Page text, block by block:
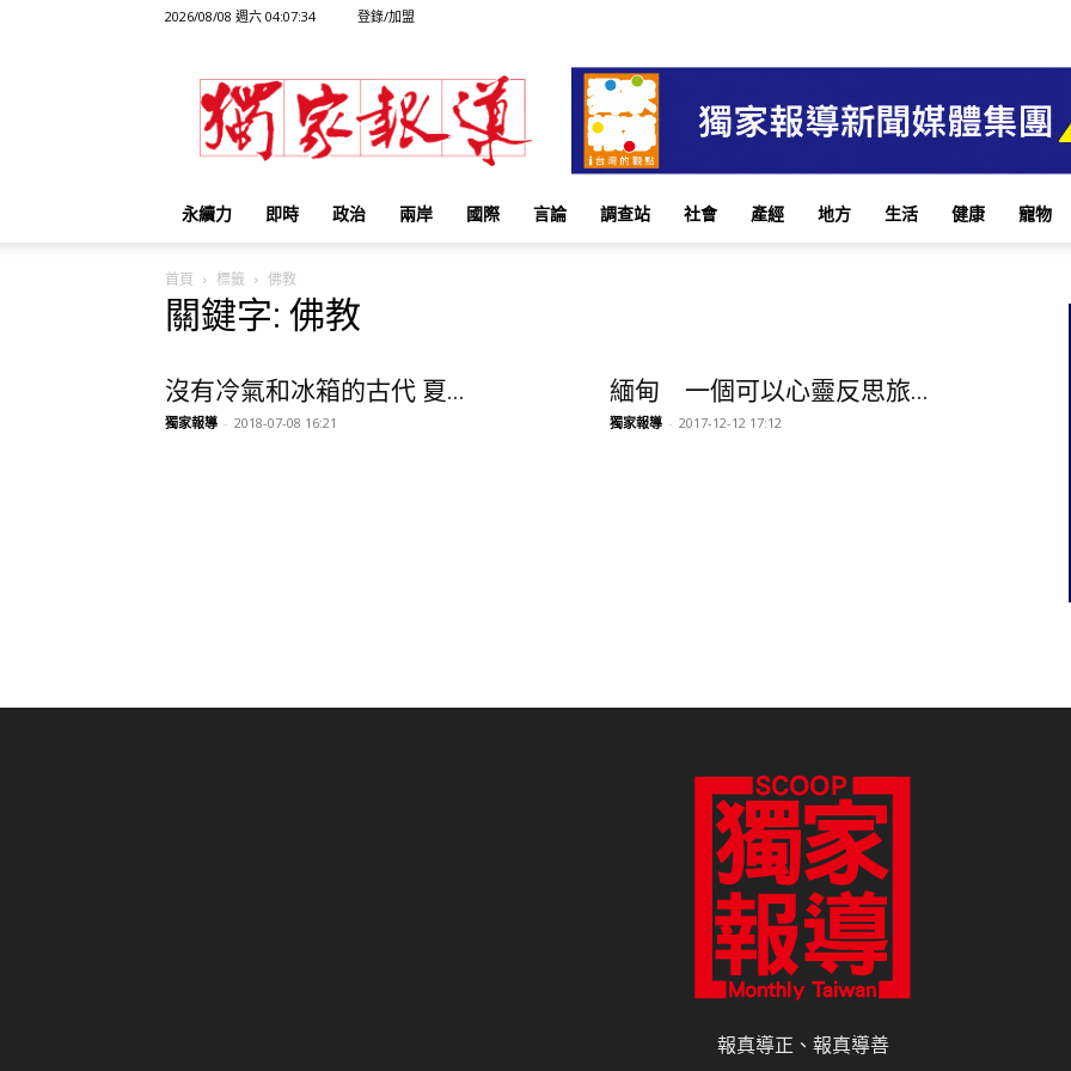
2026/08/08 週六 04:07:34 登錄/加盟
獨
家
報
永續力 即時 政治 兩岸 國際 言論 調查站 社會 產經 地方 生活 健康 寵物
首頁 標籤 佛教
關鍵字: 佛教
沒有冷氣和冰箱的古代 夏...
獨家報導 - 2018-07-08 16:21
緬甸 一個可以心靈反思旅...
獨家報導 - 2017-12-12 17:12
報真導正、報真導善